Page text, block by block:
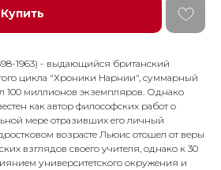
Купить
1963) - выдающийся британский
цикла "Хроники Нарнии", суммарный
100 миллионов экземпляров. Однако
как автор философских работ о
мере отразивших его личный
возрасте Льюис отошел от веры
взглядов своего учителя, однако к 30
университетского окружения и